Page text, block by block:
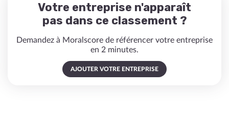
Votre entreprise n'apparaît
pas dans ce classement ?
Demandez à Moralscore de référencer votre entreprise
en 2 minutes.
AJOUTER VOTRE ENTREPRISE